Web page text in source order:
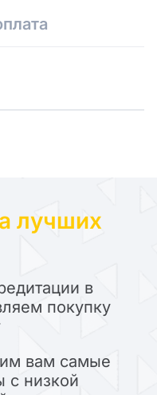
лучших
в
покупку
вам самые
с низкой